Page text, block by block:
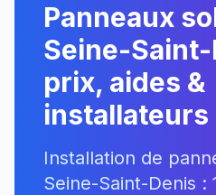
Panneaux
Seine-
prix, aides &
installateurs
Installation de
Seine-Saint-Denis :